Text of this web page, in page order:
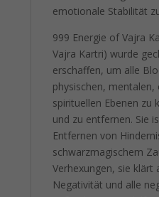
emotionale Stabilität
999 Energie of Vajra
Vajra Kartri) wurde
erschaffen, um alle
physischen,
spirituellen Ebenen zu
und zu entfernen. Sie
Entfernen von
schwarzmagischem
Verhexungen, sie klärt
Negativität und alle